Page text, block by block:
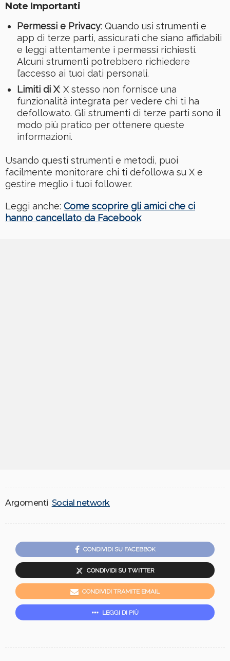
Note Importanti
Permessi e Privacy: Quando usi strumenti e
app di terze parti, assicurati che siano affidabili
e leggi attentamente i permessi richiesti.
Alcuni strumenti potrebbero richiedere
l’accesso ai tuoi dati personali.
Limiti di X: X stesso non fornisce una
funzionalità integrata per vedere chi ti ha
defollowato. Gli strumenti di terze parti sono il
modo più pratico per ottenere queste
informazioni.
Usando questi strumenti e metodi, puoi
facilmente monitorare chi ti defollowa su X e
gestire meglio i tuoi follower.
Leggi anche: Come scoprire gli amici che ci
hanno cancellato da Facebook
Argomenti Social network
CONDIVIDI SU FACEBBOK
CONDIVIDI SU TWITTER
CONDIVIDI TRAMITE EMAIL
LEGGI DI PIÙ